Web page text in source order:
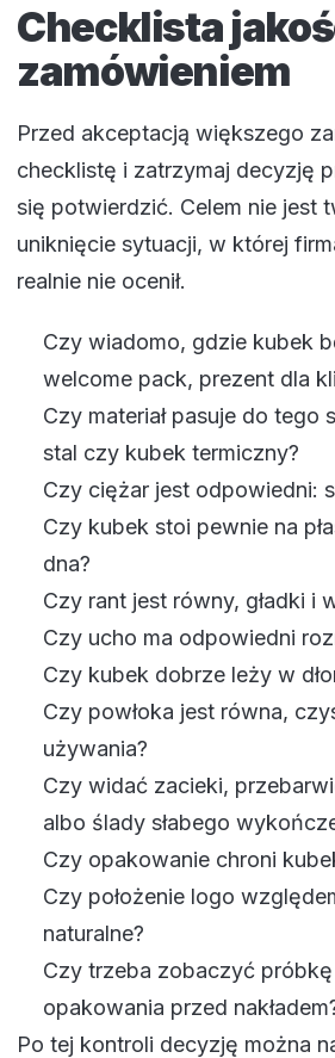
Checklista
zamówieniem
Przed akceptacją większego
checklistę i zatrzymaj decyzję
się potwierdzić. Celem nie jest
uniknięcie sytuacji, w której
realnie nie ocenił.
Czy wiadomo, gdzie kubek
welcome pack, prezent dla
Czy materiał pasuje do tego
stal czy kubek termiczny?
Czy ciężar jest odpowiedni:
Czy kubek stoi pewnie na
dna?
Czy rant jest równy, gładki i
Czy ucho ma odpowiedni
Czy kubek dobrze leży w
Czy powłoka jest równa,
używania?
Czy widać zacieki,
albo ślady słabego
Czy opakowanie chroni
Czy położenie logo
naturalne?
Czy trzeba zobaczyć
opakowania przed
Po tej kontroli decyzję można